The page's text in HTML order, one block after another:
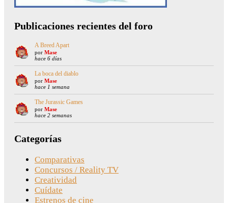
Publicaciones recientes del foro
A Breed Apart
por Mase
hace 6 días
La boca del diablo
por Mase
hace 1 semana
The Jurassic Games
por Mase
hace 2 semanas
Categorías
Comparativas
Concursos / Reality TV
Creatividad
Cuídate
Estrenos de cine